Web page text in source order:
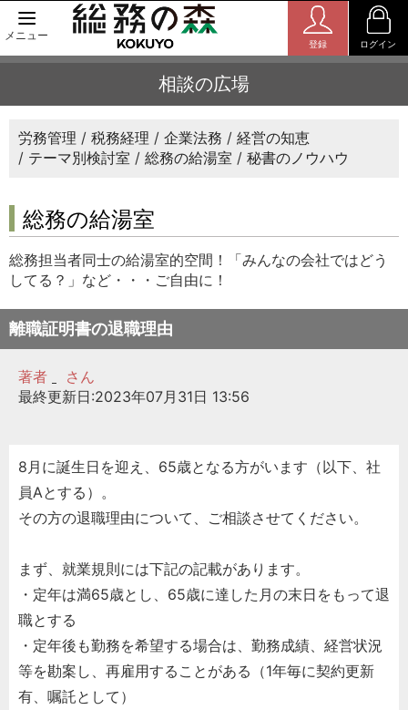
メニュー
登録 ログイン
相談の広場
労務管理 税務経理 企業法務
経営の知恵
テーマ別検討室
総務の給湯室 秘書のノウハウ
総務の給湯室
総務担当者同士の給湯室的空間！「みんなの会社ではどう
してる？」など・・・ご自由に！
離職証明書の退職理由
著者
さん
最終更新日:2023年07月31日 13:56
8月に誕生日を迎え、65歳となる方がいます（以下、社
員Aとする）。
その方の退職理由について、ご相談させてください。
まず、就業規則には下記の記載があります。
・定年は満65歳とし、65歳に達した月の末日をもって退
職とする
・定年後も勤務を希望する場合は、勤務成績、経営状況
等を勘案し、再雇用することがある（1年毎に契約更新
有、嘱託として）